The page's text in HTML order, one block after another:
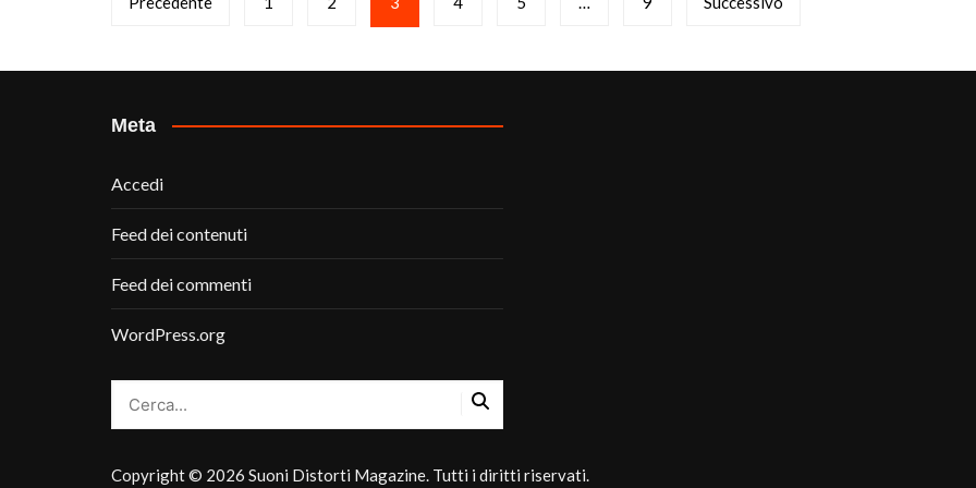
articoli
Meta
Accedi
Feed dei contenuti
Feed dei commenti
WordPress.org
Copyright © 2026 Suoni Distorti Magazine. Tutti i diritti riservati.